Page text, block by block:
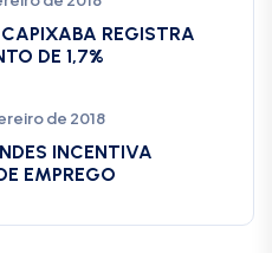
REGISTRA
DE 1,7%
de 2018
INCENTIVA
EMPREGO